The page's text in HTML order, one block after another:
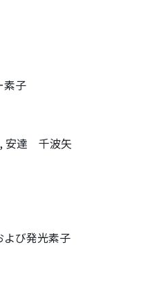
素子
安達 千波矢
よび発光素子